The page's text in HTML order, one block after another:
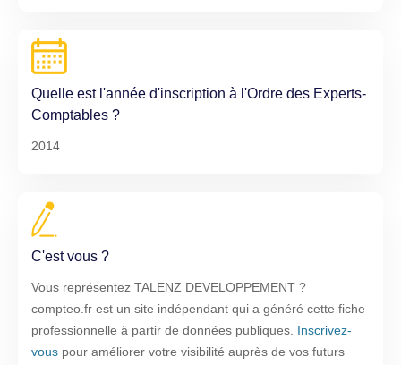
Quelle est l'année d'inscription à l'Ordre des Experts-
Comptables ?
2014
C'est vous ?
Vous représentez TALENZ DEVELOPPEMENT ?
compteo.fr est un site indépendant qui a généré cette fiche
professionnelle à partir de données publiques. Inscrivez-
vous pour améliorer votre visibilité auprès de vos futurs